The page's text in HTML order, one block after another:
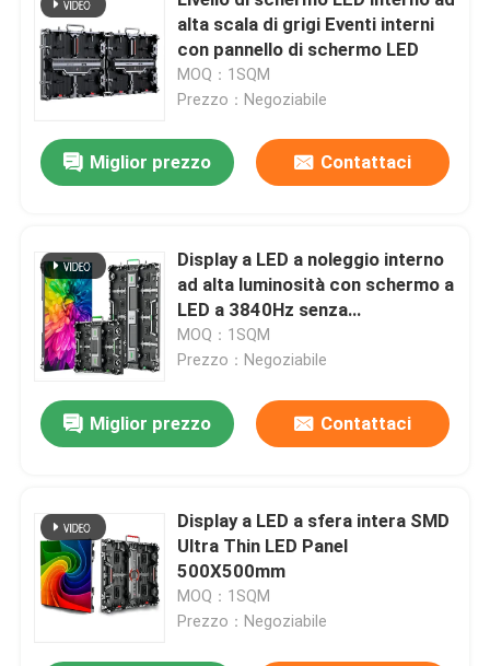
alta scala di grigi Eventi interni
con pannello di schermo LED
MOQ：1SQM
Prezzo：Negoziabile
Miglior prezzo Contattaci
Display a LED a noleggio interno
ad alta luminosità con schermo a
LED a 3840Hz senza
lampeggiamento
MOQ：1SQM
Prezzo：Negoziabile
Miglior prezzo Contattaci
Display a LED a sfera intera SMD
Ultra Thin LED Panel
500X500mm
MOQ：1SQM
Prezzo：Negoziabile